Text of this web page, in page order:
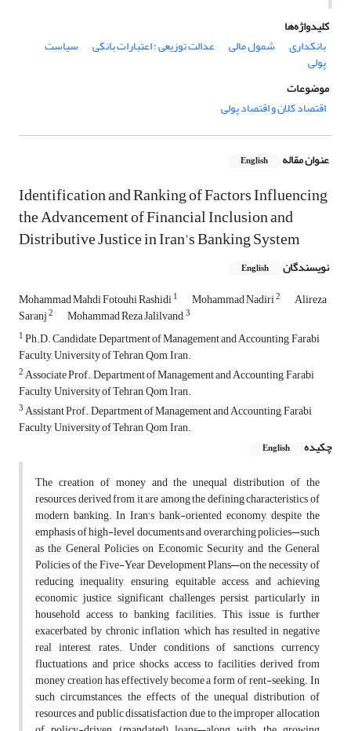
کلیدواژه‌ها
بانکداری
شمول مالی عدالت توزیعی : اعتبارات بانکی سیاست
پولی
موضوعات
اقتصاد کلان و اقتصاد پولی
عنوان مقاله English
Identification and Ranking of Factors Influencing
the Advancement of Financial Inclusion and
Distributive Justice in Iran's Banking System
نویسندگان English
Mohammad Mahdi Fotouhi Rashidi1 Mohammad Nadiri2 Alireza
Saranj2 Mohammad Reza Jalilvand,3
1Ph.D. Candidate, Department of Management and Accounting, Farabi
Faculty, University of Tehran, Qom, Iran.
2Associate Prof., Department of Management and Accounting, Farabi
Faculty, University of Tehran, Qom, Iran.
3Assistant Prof., Department of Management and Accounting, Farabi
Faculty, University of Tehran, Qom, Iran.
چکیده
English
The creation of money and the unequal distribution of the
resources derived from it are among the defining characteristics of
modern banking. In Iran's bank-oriented economy, despite the
emphasis of high-level documents and overarching policies—such
as the General Policies on Economic Security and the General
Policies of the Five-Year Development Plans—on the necessity of
reducing inequality, ensuring equitable access, and achieving
economic justice, significant challenges persist, particularly in
household access to banking facilities. This issue is further
exacerbated by chronic inflation, which has resulted in negative
real interest rates. Under conditions of sanctions, currency
fluctuations, and price shocks, access to facilities derived from
money creation has effectively become a form of rent-seeking. In
such circumstances, the effects of the unequal distribution of
resources and public dissatisfaction due to the improper allocation